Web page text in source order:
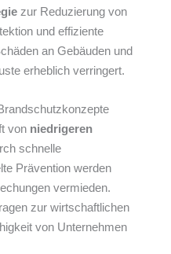
zur Reduzierung von
und effiziente
an Gebäuden und
erheblich verringert.
von niedrigeren
schnelle
Prävention werden
vermieden.
zur wirtschaftlichen
von Unternehmen